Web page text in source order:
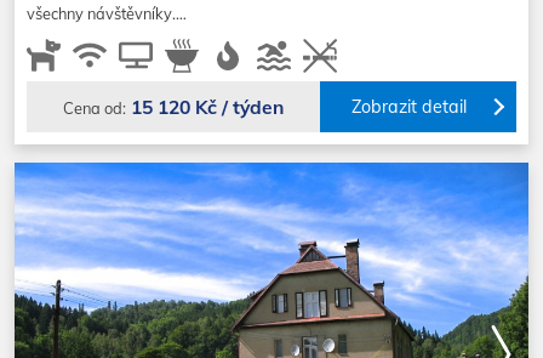
všechny návštěvníky.…
Cena od: 15 120 Kč / týden Zobrazit detail